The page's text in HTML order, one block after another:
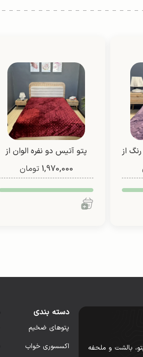
از
پتو آتیس دو نفره الوان از
شادیلون (طرح 2)
1,970,000 تومان
پتو، بالشت و ملحفه
دسته بندی
پتوهای ضخیم
اکسسوری خواب